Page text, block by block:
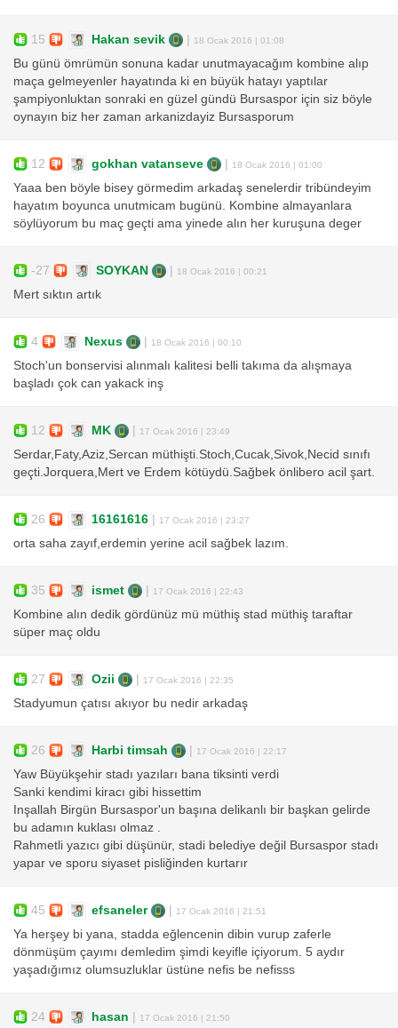
15 Hakan sevik | 18 Ocak 2016 | 01:08
Bu günü ömrümün sonuna kadar unutmayacağım kombine alıp
maça gelmeyenler hayatında ki en büyük hatayı yaptılar
şampiyonluktan sonraki en güzel gündü Bursaspor için siz böyle
oynayın biz her zaman arkanizdayiz Bursasporum
12 gokhan vatanseve | 18 Ocak 2016 | 01:00
Yaaa ben böyle bisey görmedim arkadaş senelerdir tribündeyim
hayatım boyunca unutmicam bugünü. Kombine almayanlara
söylüyorum bu maç geçti ama yinede alın her kuruşuna deger
-27 SOYKAN | 18 Ocak 2016 | 00:21
Mert sıktın artık
4 Nexus | 18 Ocak 2016 | 00:10
Stoch'un bonservisi alınmalı kalitesi belli takıma da alışmaya
başladı çok can yakack inş
12 MK | 17 Ocak 2016 | 23:49
Serdar,Faty,Aziz,Sercan müthişti.Stoch,Cucak,Sivok,Necid sınıfı
geçti.Jorquera,Mert ve Erdem kötüydü.Sağbek önlibero acil şart.
26 16161616 | 17 Ocak 2016 | 23:27
orta saha zayıf,erdemin yerine acil sağbek lazım.
35 ismet | 17 Ocak 2016 | 22:43
Kombine alın dedik gördünüz mü müthiş stad müthiş taraftar
süper maç oldu
27 Ozii | 17 Ocak 2016 | 22:35
Stadyumun çatısı akıyor bu nedir arkadaş
26 Harbi timsah | 17 Ocak 2016 | 22:17
Yaw Büyükşehir stadı yazıları bana tiksinti verdi
Sanki kendimi kiracı gibi hissettim
Inşallah Birgün Bursaspor'un başına delikanlı bir başkan gelirde
bu adamın kuklası olmaz .
Rahmetli yazıcı gibi düşünür, stadi belediye değil Bursaspor stadı
yapar ve sporu siyaset pisliğinden kurtarır
45 efsaneler | 17 Ocak 2016 | 21:51
Ya herşey bi yana, stadda eğlencenin dibin vurup zaferle
dönmüşüm çayımı demledim şimdi keyifle içiyorum. 5 aydır
yaşadığımız olumsuzluklar üstüne nefis be nefisss
24 hasan | 17 Ocak 2016 | 21:50